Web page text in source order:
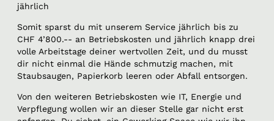
jährlich
Somit sparst du mit unserem Service jährlich bis zu
CHF 4’800.-- an Betriebskosten und jährlich knapp drei
volle Arbeitstage deiner wertvollen Zeit, und du musst
dir nicht einmal die Hände schmutzig machen, mit
Staubsaugen, Papierkorb leeren oder Abfall entsorgen.
Von den weiteren Betriebskosten wie IT, Energie und
Verpflegung wollen wir an dieser Stelle gar nicht erst